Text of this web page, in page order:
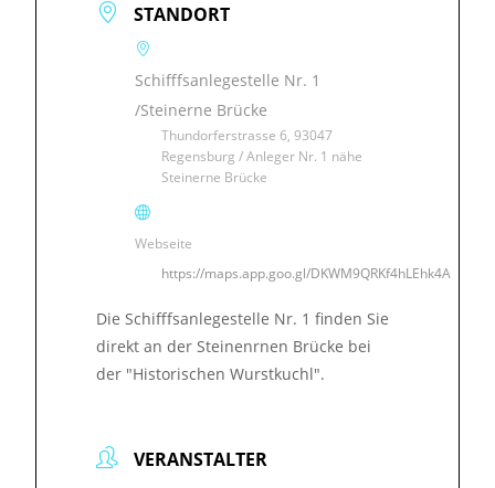
STANDORT
Schifffsanlegestelle Nr. 1
/Steinerne Brücke
Thundorferstrasse 6, 93047
Regensburg / Anleger Nr. 1 nähe
Steinerne Brücke
Webseite
https://maps.app.goo.gl/DKWM9QRKf4hLEhk4A
Die Schifffsanlegestelle Nr. 1 finden Sie
direkt an der Steinenrnen Brücke bei
der "Historischen Wurstkuchl".
VERANSTALTER